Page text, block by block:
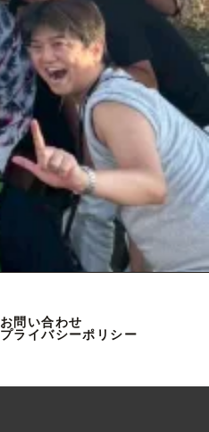
お問い合わせ
プライバシーポリシー